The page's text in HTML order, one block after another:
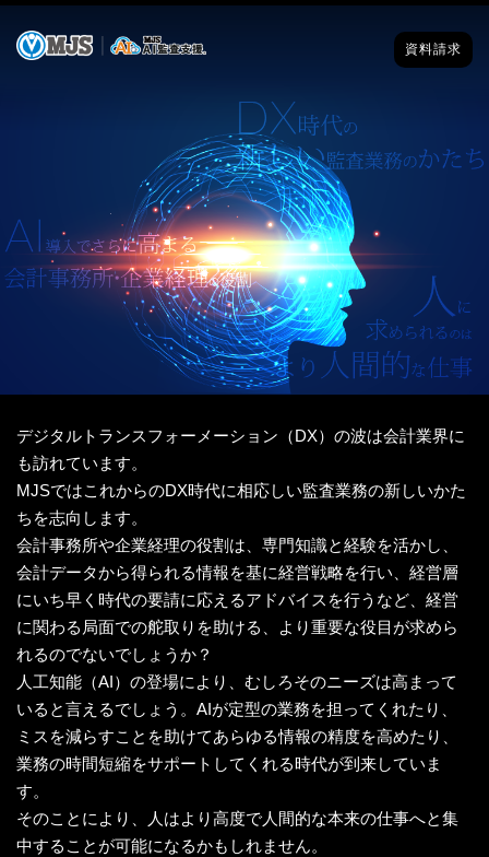
資料請求
デジタルトランスフォーメーション（DX）の波は会計業界に
も訪れています。
MJSではこれからのDX時代に相応しい監査業務の新しいかた
ちを志向します。
会計事務所や企業経理の役割は、専門知識と経験を活かし、
会計データから得られる情報を基に経営戦略を行い、経営層
にいち早く時代の要請に応えるアドバイスを行うなど、経営
に関わる局面での舵取りを助ける、より重要な役目が求めら
れるのでないでしょうか？
人工知能（AI）の登場により、むしろそのニーズは高まって
いると言えるでしょう。AIが定型の業務を担ってくれたり、
ミスを減らすことを助けてあらゆる情報の精度を高めたり、
業務の時間短縮をサポートしてくれる時代が到来していま
す。
そのことにより、人はより高度で人間的な本来の仕事へと集
中することが可能になるかもしれません。